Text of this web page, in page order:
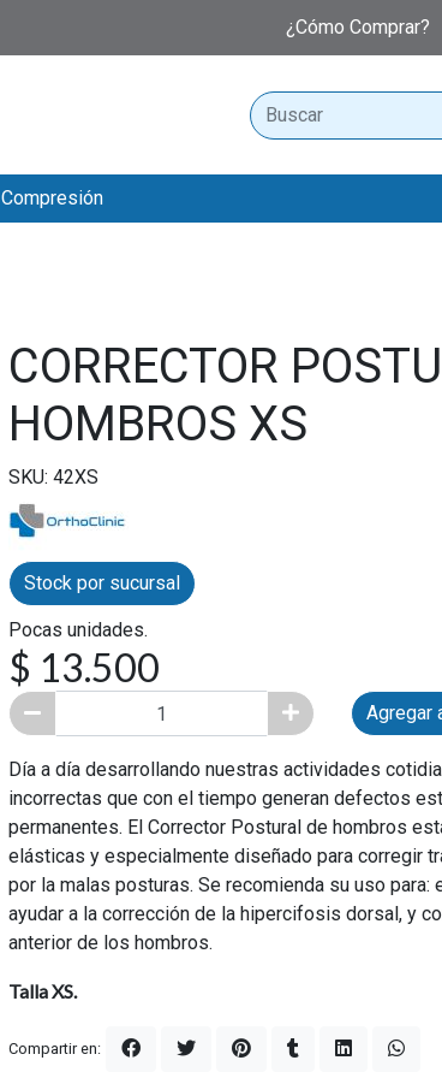
¿Cómo Comprar?
Compresión
CORRECTOR
HOMBROS XS
SKU: 42XS
Stock por sucursal
Pocas unidades.
$ 13.500
Agregar
Día a día desarrollando nuestras actividades
incorrectas que con el tiempo generan defectos
permanentes. El Corrector Postural de hombros
elásticas y especialmente diseñado para corregir
por la malas posturas. Se recomienda su uso
ayudar a la corrección de la hipercifosis dorsal, y
anterior de los hombros.
Talla XS.
Compartir en: